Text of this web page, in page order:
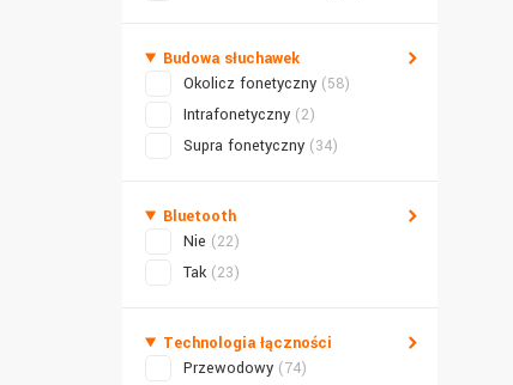
Budowa słuchawek
Okolicz fonetyczny (58)
Intrafonetyczny (2)
Supra fonetyczny (34)
Bluetooth
Nie (22)
Tak (23)
Technologia łączności
Przewodowy (74)